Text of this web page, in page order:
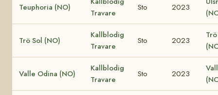
Teuphoria (NO)
Travare
Sto 2023
Trö Sol (NO)
Kallblodig
Travare
Sto 2023
Valle Odina (NO)
Kallblodig
Travare
Sto 2023